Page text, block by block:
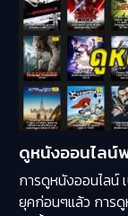
ดูหนังออนไลน์
การดูหนังออนไลน์
ยุคก่อนๆแล้ว การดู